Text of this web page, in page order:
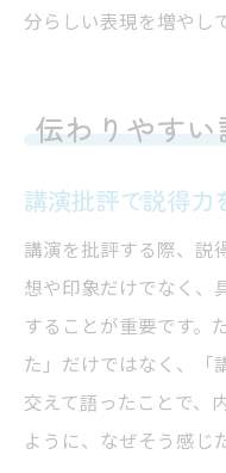
分らしい表現を増やし
伝わりやす
講演批評で説得力
講演を批評する際、説
想や印象だけでなく、
することが重要です。
た」だけではなく、「
交えて語ったことで、
ように、なぜそう感じ